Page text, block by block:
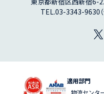
TEL.03-3343-9630
適用部門
物流センタ